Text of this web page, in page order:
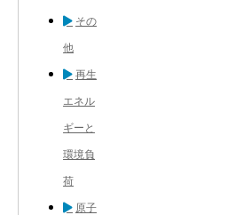
その
他
再生
エネル
ギーと
環境負
荷
原子